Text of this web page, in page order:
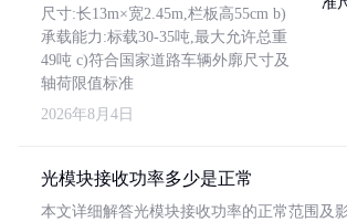
尺寸:长13m×宽2.45m,栏板高55cm b)
承载能力:标载30-35吨,最大允许总重
49吨 c)符合国家道路车辆外廓尺寸及
轴荷限值标准
2026年8月4日
光模块接收功率多少是正常
本文详细解答光模块接收功率的正常范围及